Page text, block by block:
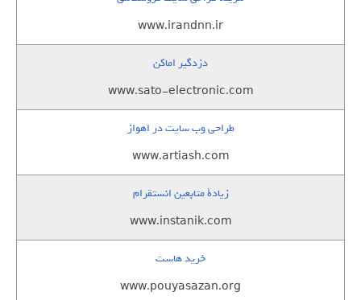
www.irandnn.ir
دزدگیر اماکن
www.sato-electronic.com
طراحی وب سایت در اهواز
www.artiash.com
زيادة متابعين انستقرام
www.instanik.com
خرید هاست
www.pouyasazan.org